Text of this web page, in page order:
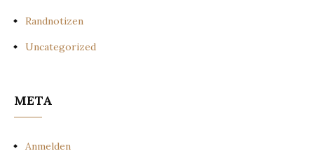
Randnotizen
Uncategorized
META
Anmelden